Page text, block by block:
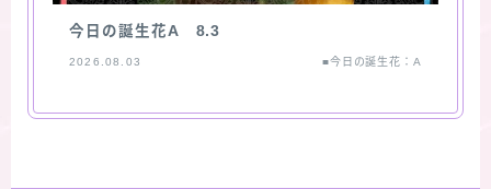
今日の誕生花A 8.3
2026.08.03 ■今日の誕生花：A